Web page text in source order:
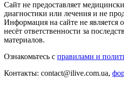
Сайт не предоставляет
диагностики или лечения и не
Информация на сайте не является
несёт ответственности за
материалов.
Ознакомьтесь с правилами и
Контакты: contact@ilive.com.ua,